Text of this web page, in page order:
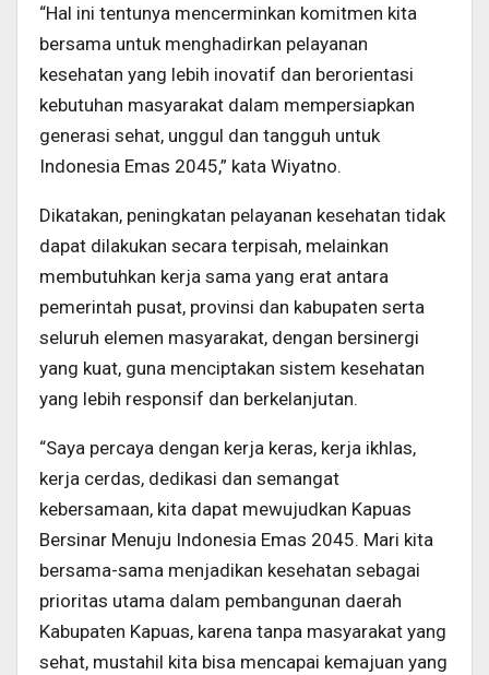
“Hal ini tentunya mencerminkan komitmen kita
bersama untuk menghadirkan pelayanan
kesehatan yang lebih inovatif dan berorientasi
kebutuhan masyarakat dalam mempersiapkan
generasi sehat, unggul dan tangguh untuk
Indonesia Emas 2045,” kata Wiyatno.
Dikatakan, peningkatan pelayanan kesehatan tidak
dapat dilakukan secara terpisah, melainkan
membutuhkan kerja sama yang erat antara
pemerintah pusat, provinsi dan kabupaten serta
seluruh elemen masyarakat, dengan bersinergi
yang kuat, guna menciptakan sistem kesehatan
yang lebih responsif dan berkelanjutan.
“Saya percaya dengan kerja keras, kerja ikhlas,
kerja cerdas, dedikasi dan semangat
kebersamaan, kita dapat mewujudkan Kapuas
Bersinar Menuju Indonesia Emas 2045. Mari kita
bersama-sama menjadikan kesehatan sebagai
prioritas utama dalam pembangunan daerah
Kabupaten Kapuas, karena tanpa masyarakat yang
sehat, mustahil kita bisa mencapai kemajuan yang